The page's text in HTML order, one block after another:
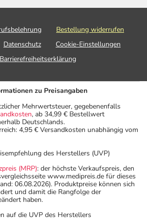
Bestellung widerrufen
Datenschutz
Cookie-Einstellungen
Barrierefreiheitserklärung
zu Preisangaben
Mehrwertsteuer, gegebenenfalls
, ab 34,99 € Bestellwert
Deutschlands.
4,95 € Versandkosten unabhängig vom
des Herstellers (UVP)
(MRP): der höchste Verkaufspreis, den
www.medipreis.de für dieses
06.08.2026). Produktpreise können sich
und damit die Rangfolge der
haben.
auf die UVP des Herstellers